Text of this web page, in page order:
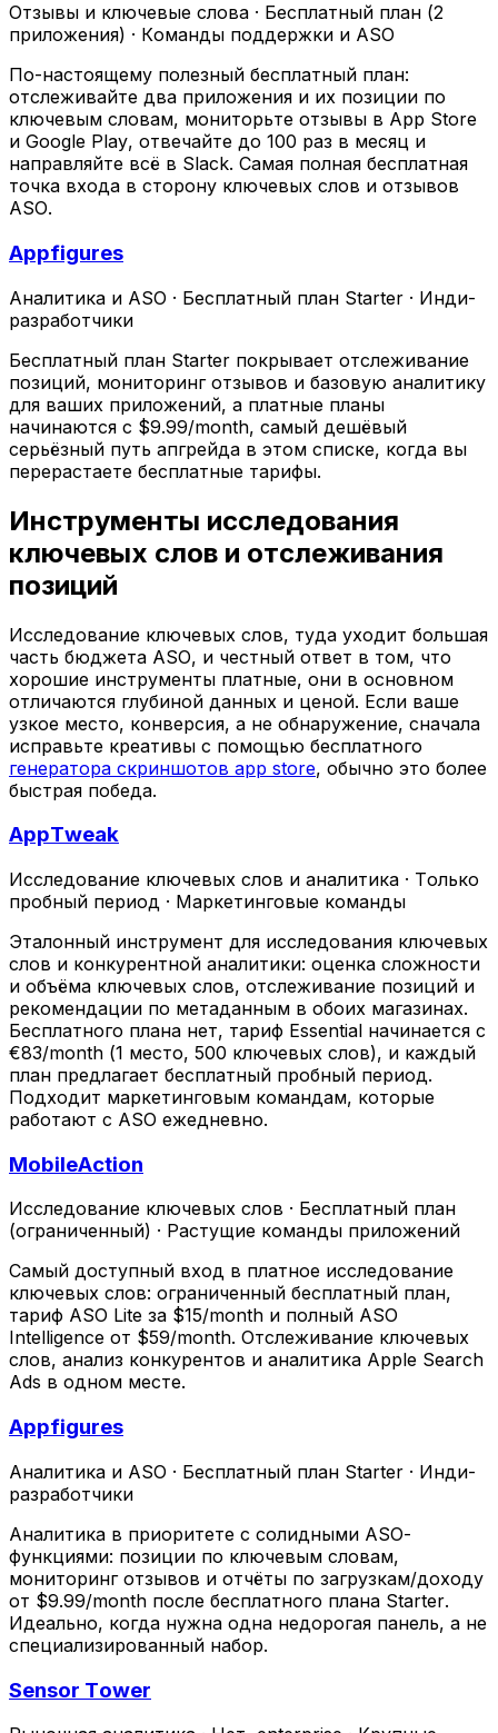
Отзывы и ключевые слова · Бесплатный план (2
приложения) · Команды поддержки и ASO
По-настоящему полезный бесплатный план:
отслеживайте два приложения и их позиции по
ключевым словам, мониторьте отзывы в App Store
и Google Play, отвечайте до 100 раз в месяц и
направляйте всё в Slack. Самая полная бесплатная
точка входа в сторону ключевых слов и отзывов
ASO.
Appfigures
Аналитика и ASO · Бесплатный план Starter · Инди-
разработчики
Бесплатный план Starter покрывает отслеживание
позиций, мониторинг отзывов и базовую аналитику
для ваших приложений, а платные планы
начинаются с $9.99/month, самый дешёвый
серьёзный путь апгрейда в этом списке, когда вы
перерастаете бесплатные тарифы.
Инструменты исследования
ключевых слов и отслеживания
позиций
Исследование ключевых слов, туда уходит большая
часть бюджета ASO, и честный ответ в том, что
хорошие инструменты платные, они в основном
отличаются глубиной данных и ценой. Если ваше
узкое место, конверсия, а не обнаружение, сначала
исправьте креативы с помощью бесплатного
генератора скриншотов app store, обычно это более
быстрая победа.
AppTweak
Исследование ключевых слов и аналитика · Только
пробный период · Маркетинговые команды
Эталонный инструмент для исследования ключевых
слов и конкурентной аналитики: оценка сложности
и объёма ключевых слов, отслеживание позиций и
рекомендации по метаданным в обоих магазинах.
Бесплатного плана нет, тариф Essential начинается с
€83/month (1 место, 500 ключевых слов), и каждый
план предлагает бесплатный пробный период.
Подходит маркетинговым командам, которые
работают с ASO ежедневно.
MobileAction
Исследование ключевых слов · Бесплатный план
(ограниченный) · Растущие команды приложений
Самый доступный вход в платное исследование
ключевых слов: ограниченный бесплатный план,
тариф ASO Lite за $15/month и полный ASO
Intelligence от $59/month. Отслеживание ключевых
слов, анализ конкурентов и аналитика Apple Search
Ads в одном месте.
Appfigures
Аналитика и ASO · Бесплатный план Starter · Инди-
разработчики
Аналитика в приоритете с солидными ASO-
функциями: позиции по ключевым словам,
мониторинг отзывов и отчёты по загрузкам/доходу
от $9.99/month после бесплатного плана Starter.
Идеально, когда нужна одна недорогая панель, а не
специализированный набор.
Sensor Tower